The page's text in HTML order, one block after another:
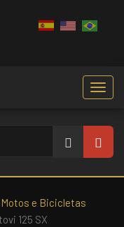
e Bicicletas
125 SX